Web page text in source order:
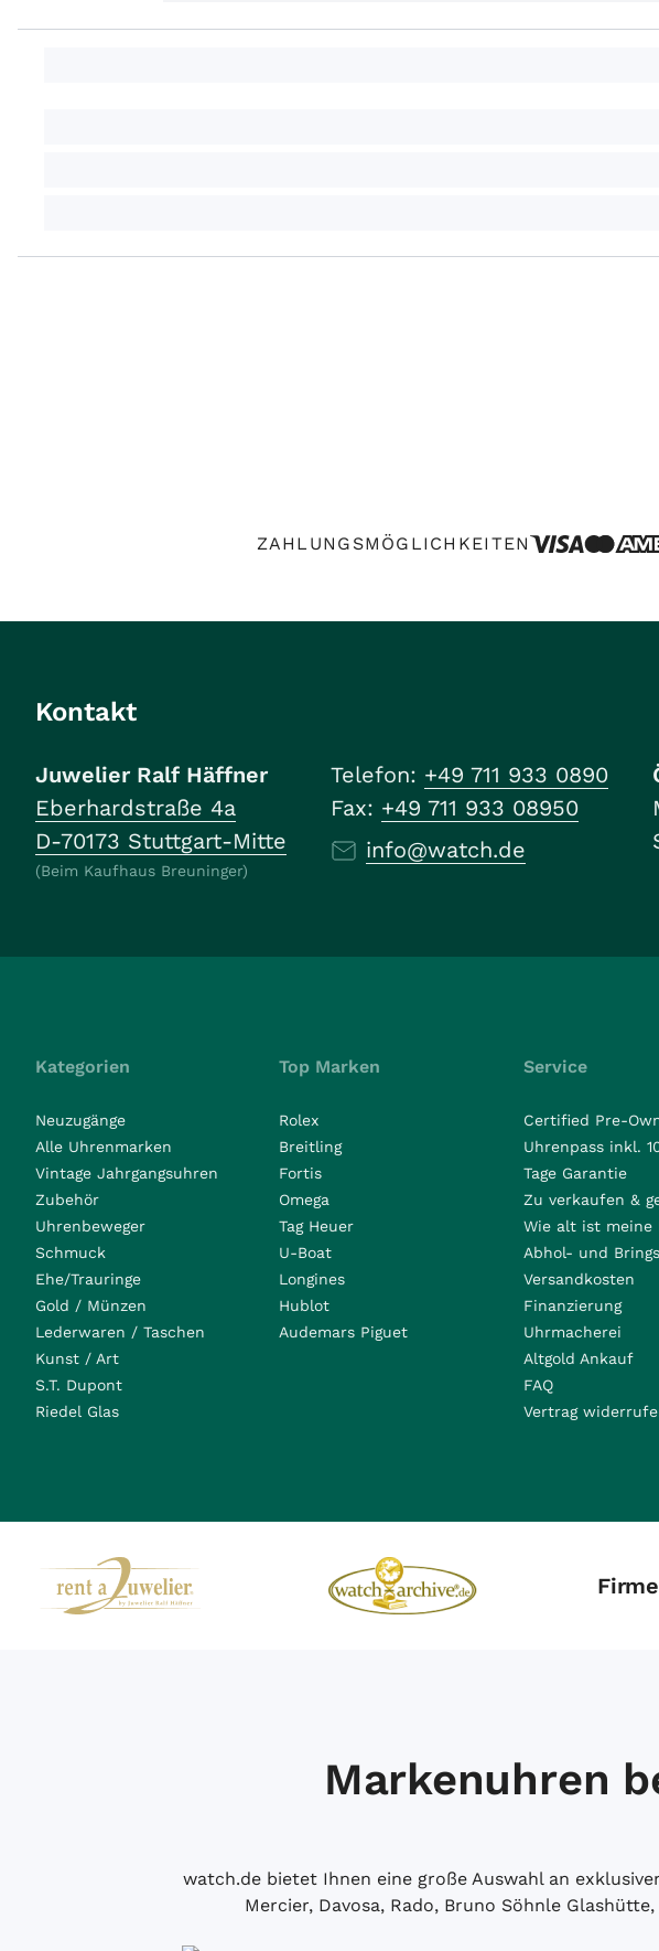
ZAHLUNGSMÖGLICHKEITEN
Kontakt
Juwelier Ralf Häffner
Eberhardstraße 4a
D-70173 Stuttgart-Mitte
(Beim Kaufhaus Breuninger)
Telefon: +49 711 933 0890
Fax: +49 711 933 08950
info@watch.de
Kategorien
Neuzugänge
Alle Uhrenmarken
Vintage Jahrgangsuhren
Zubehör
Uhrenbeweger
Schmuck
Ehe/Trauringe
Gold / Münzen
Lederwaren / Taschen
Kunst / Art
S.T. Dupont
Riedel Glas
Top Marken
Rolex
Breitling
Fortis
Omega
Tag Heuer
U-Boat
Longines
Hublot
Audemars Piguet
Service
Certified Pre-
Uhrenpass inkl.
Tage Garantie
Zu verkaufen &
Wie alt ist meine
Abhol- und
Versandkosten
Finanzierung
Uhrmacherei
Altgold Ankauf
FAQ
Vertrag
Markenuhren
watch.de bietet Ihnen eine große Auswahl an
Mercier, Davosa, Rado, Bruno Söhnle Glashütte,